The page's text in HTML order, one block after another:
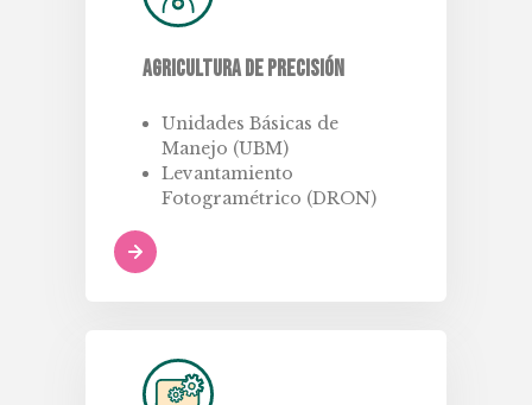
Agricultura de Precisión
Unidades Básicas de
Manejo (UBM)
Levantamiento
Fotogramétrico (DRON)